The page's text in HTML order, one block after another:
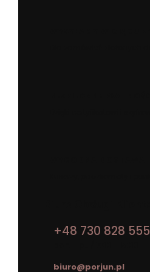
+48 730 828 555
biuro@porjun.pl